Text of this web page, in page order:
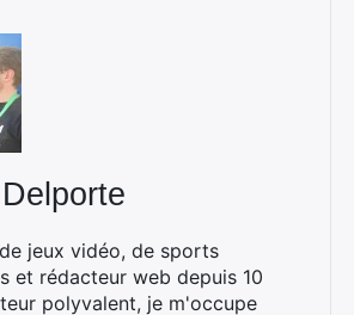
jeux vidéo, de sports
et rédacteur web depuis 10
polyvalent, je m'occupe